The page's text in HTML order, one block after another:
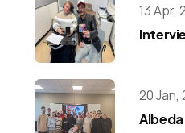
13 Apr,
20 Jan,